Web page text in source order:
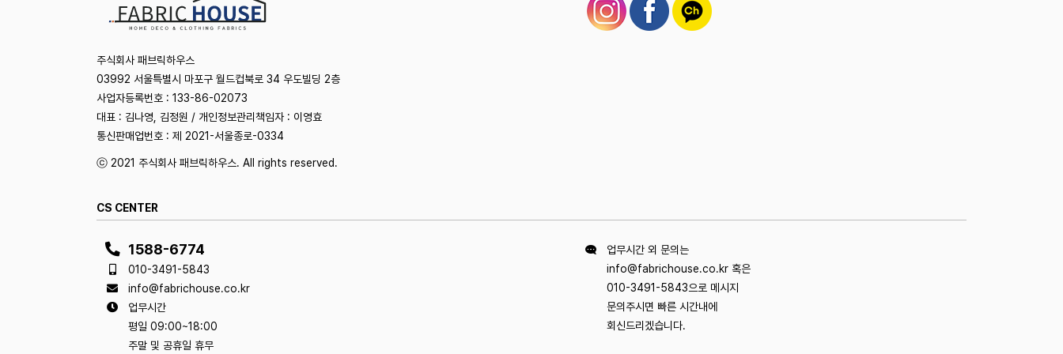
주식회사 패브릭하우스
03992 서울특별시 마포구 월드컵북로 34 우도빌딩 2층
사업자등록번호 : 133-86-02073
대표 : 김나영, 김정원 / 개인정보관리책임자 : 이영효
통신판매업번호 : 제 2021-서울종로-0334
ⓒ 2021 주식회사 패브릭하우스. All rights reserved.
CS CENTER
1588-6774
010-3491-5843
info@fabrichouse.co.kr
업무시간
평일 09:00~18:00
주말 및 공휴일 휴무
업무시간 외 문의는
info@fabrichouse.co.kr 혹은
010-3491-5843으로 메시지
문의주시면 빠른 시간내에
회신드리겠습니다.